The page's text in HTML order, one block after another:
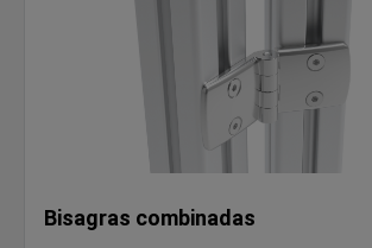
Bisagras combinadas